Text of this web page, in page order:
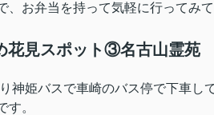
、お弁当を持って気軽に行ってみて
花見スポット③名古山霊苑
神姫バスで車崎のバス停で下車し
す。